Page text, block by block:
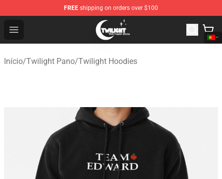
FREE shipping on orders over $100
Open menu
Twilight Store - Official Twilight Merchandise Shop
Início/Twilight Pano/Twilight Hoodies